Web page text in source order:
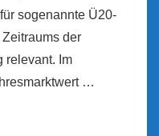
sogenannte Ü20-
der
relevant. Im
…